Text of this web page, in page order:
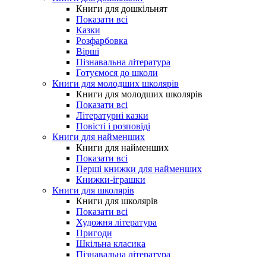
Книги для дошкільнят
Показати всі
Казки
Розфарбовка
Вірші
Пізнавальна література
Готуємося до школи
Книги для молодших школярів
Книги для молодших школярів
Показати всі
Літературні казки
Повісті і розповіді
Книги для найменших
Книги для найменших
Показати всі
Перші книжки для найменших
Книжки-іграшки
Книги для школярів
Книги для школярів
Показати всі
Художня література
Пригоди
Шкільна класика
Пізнавальна література